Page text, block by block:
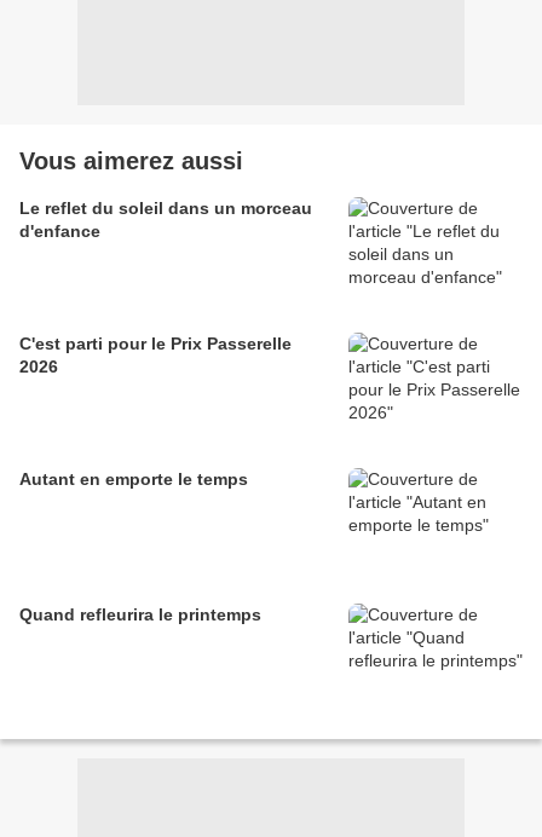
Vous aimerez aussi
Le reflet du soleil dans un morceau
d'enfance
C'est parti pour le Prix Passerelle
2026
Autant en emporte le temps
Quand refleurira le printemps